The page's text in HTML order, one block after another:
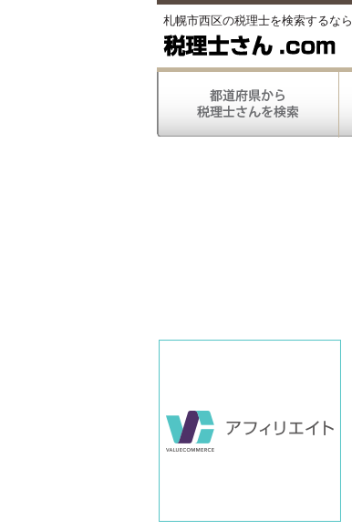
札幌市西区の税理士を検索するなら